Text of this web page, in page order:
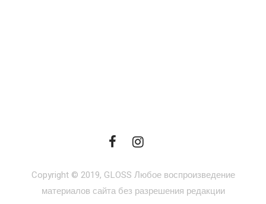
Copyright © 2019, GLOSS Любое воспроизведение
материалов сайта без разрешения редакции